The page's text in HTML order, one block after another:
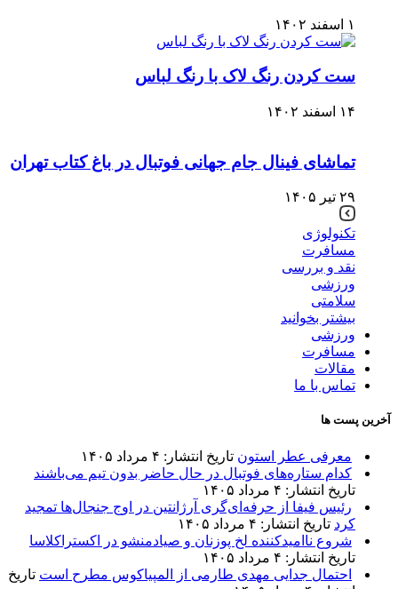
۱ اسفند ۱۴۰۲
ست کردن رنگ لاک با رنگ لباس
۱۴ اسفند ۱۴۰۲
تماشای فینال جام جهانی فوتبال در باغ کتاب تهران
۲۹ تیر ۱۴۰۵
تکنولوژی
مسافرت
نقد و بررسی
ورزشی
سلامتی
بیشتر بخوانید
ورزشی
مسافرت
مقالات
تماس با ما
آخرین پست ها
معرفی عطر استون تاریخ انتشار: ۴ مرداد ۱۴۰۵
کدام ستاره‌های فوتبال در حال حاضر بدون تیم می‌باشند
تاریخ انتشار: ۴ مرداد ۱۴۰۵
رئیس فیفا از حرفه‌ای‌گری آرژانتین در اوج جنجال‌ها تمجید
کرد تاریخ انتشار: ۴ مرداد ۱۴۰۵
شروع ناامیدکننده لخ پوزنان و صیادمنشو در اکستراکلاسا
تاریخ انتشار: ۴ مرداد ۱۴۰۵
احتمال جدایی مهدی طارمی از المپیاکوس مطرح است تاریخ